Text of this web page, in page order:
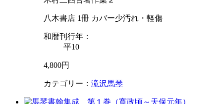
八木書店 1冊 カバー少汚れ・軽傷
和暦刊行年：
平10
4,800円
カテゴリー： 滝沢馬琴